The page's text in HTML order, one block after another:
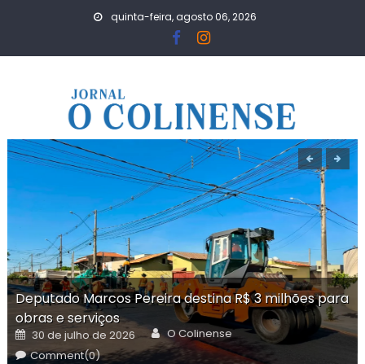
quinta-feira, agosto 06, 2026
Deputado Marcos Pereira destina R$ 3 milhões para
obras e serviços
Posted
on
30 de julho de 2026 Author
O Colinense
Comment(0)